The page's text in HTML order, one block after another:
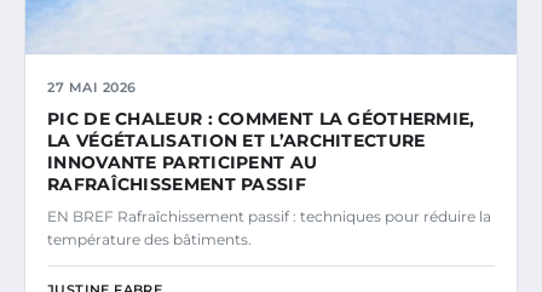
27 MAI 2026
PIC DE CHALEUR : COMMENT LA GÉOTHERMIE,
LA VÉGÉTALISATION ET L’ARCHITECTURE
INNOVANTE PARTICIPENT AU
RAFRAÎCHISSEMENT PASSIF
EN BREF Rafraîchissement passif : techniques pour réduire la
température des bâtiments.